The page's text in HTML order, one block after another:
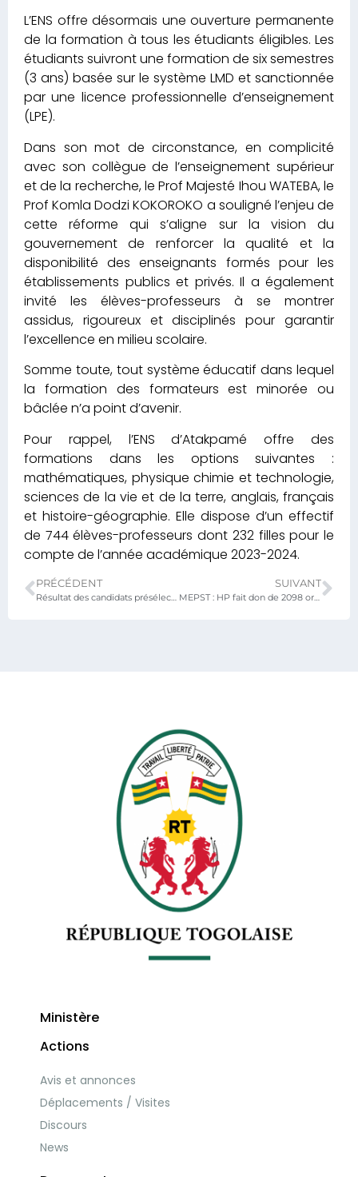
L’ENS offre désormais une ouverture permanente
de la formation à tous les étudiants éligibles. Les
étudiants suivront une formation de six semestres
(3 ans) basée sur le système LMD et sanctionnée
par une licence professionnelle d’enseignement
(LPE).
Dans son mot de circonstance, en complicité
avec son collègue de l’enseignement supérieur
et de la recherche, le Prof Majesté Ihou WATEBA, le
Prof Komla Dodzi KOKOROKO a souligné l’enjeu de
cette réforme qui s’aligne sur la vision du
gouvernement de renforcer la qualité et la
disponibilité des enseignants formés pour les
établissements publics et privés. Il a également
invité les élèves-professeurs à se montrer
assidus, rigoureux et disciplinés pour garantir
l’excellence en milieu scolaire.
Somme toute, tout système éducatif dans lequel
la formation des formateurs est minorée ou
bâclée n’a point d’avenir.
Pour rappel, l’ENS d’Atakpamé offre des
formations dans les options suivantes :
mathématiques, physique chimie et technologie,
sciences de la vie et de la terre, anglais, français
et histoire-géographie. Elle dispose d’un effectif
de 744 élèves-professeurs dont 232 filles pour le
compte de l’année académique 2023-2024.
PRÉCÉDENT
Résultat des candidats présélectionnés au national de recrutement ENFPE
SUIVANT
MEPST : HP fait don de 2098 ordinateurs au Togo
Ministère
Actions
Avis et annonces
Déplacements / Visites
Discours
News